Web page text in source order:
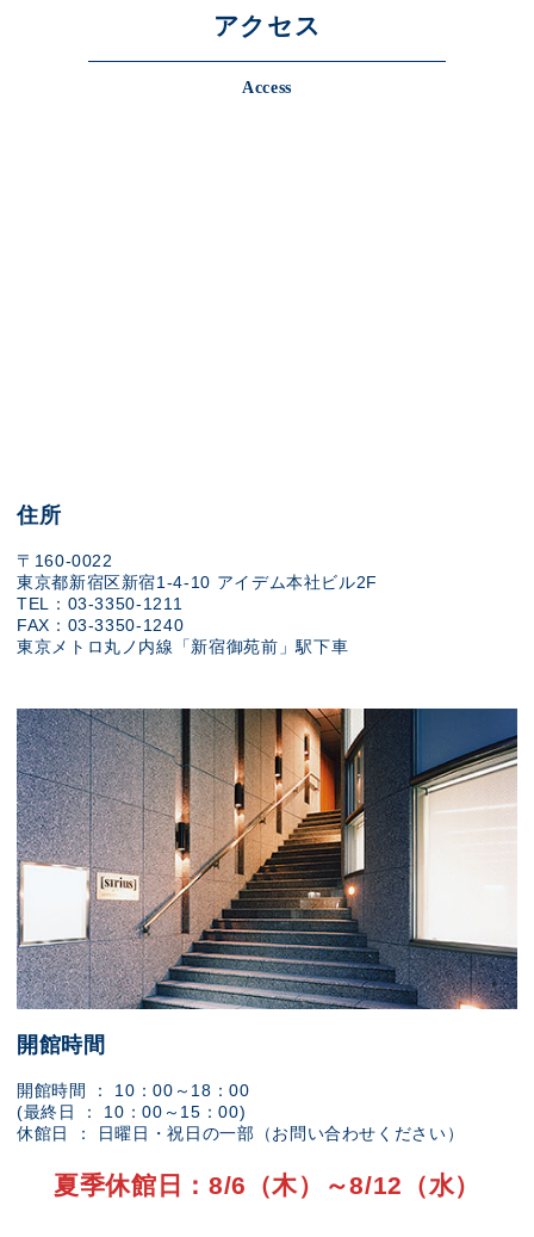
アクセス
Access
住所
〒160-0022
東京都新宿区新宿1-4-10 アイデム本社ビル2F
TEL：03-3350-1211
FAX：03-3350-1240
東京メトロ丸ノ内線「新宿御苑前」駅下車
開館時間
開館時間 ： 10：00～18：00
(最終日 ： 10：00～15：00)
休館日 ： 日曜日・祝日の一部（お問い合わせください）
夏季休館日：8/6（木）～8/12（水）